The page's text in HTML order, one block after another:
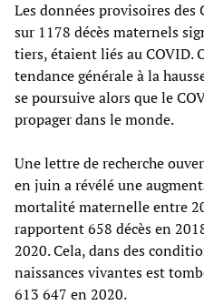
Les données provisoires
sur 1178 décès maternels
tiers, étaient liés au COVID.
tendance générale à la
se poursuive alors que le
propager dans le monde.
Une lettre de recherche
en juin a révélé une
mortalité maternelle entre
rapportent 658 décès en
2020. Cela, dans des
naissances vivantes est
613 647 en 2020.